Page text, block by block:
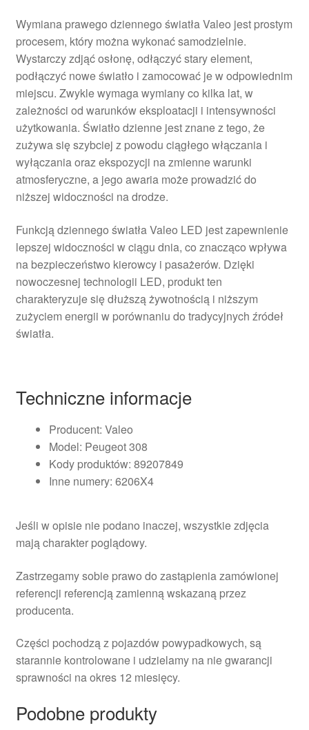
Wymiana prawego dziennego światła Valeo jest prostym
procesem, który można wykonać samodzielnie.
Wystarczy zdjąć osłonę, odłączyć stary element,
podłączyć nowe światło i zamocować je w odpowiednim
miejscu. Zwykle wymaga wymiany co kilka lat, w
zależności od warunków eksploatacji i intensywności
użytkowania. Światło dzienne jest znane z tego, że
zużywa się szybciej z powodu ciągłego włączania i
wyłączania oraz ekspozycji na zmienne warunki
atmosferyczne, a jego awaria może prowadzić do
niższej widoczności na drodze.
Funkcją dziennego światła Valeo LED jest zapewnienie
lepszej widoczności w ciągu dnia, co znacząco wpływa
na bezpieczeństwo kierowcy i pasażerów. Dzięki
nowoczesnej technologii LED, produkt ten
charakteryzuje się dłuższą żywotnością i niższym
zużyciem energii w porównaniu do tradycyjnych źródeł
światła.
Techniczne informacje
Producent: Valeo
Model: Peugeot 308
Kody produktów: 89207849
Inne numery: 6206X4
Jeśli w opisie nie podano inaczej, wszystkie zdjęcia
mają charakter poglądowy.
Zastrzegamy sobie prawo do zastąpienia zamówionej
referencji referencją zamienną wskazaną przez
producenta.
Części pochodzą z pojazdów powypadkowych, są
starannie kontrolowane i udzielamy na nie gwarancji
sprawności na okres 12 miesięcy.
Podobne produkty